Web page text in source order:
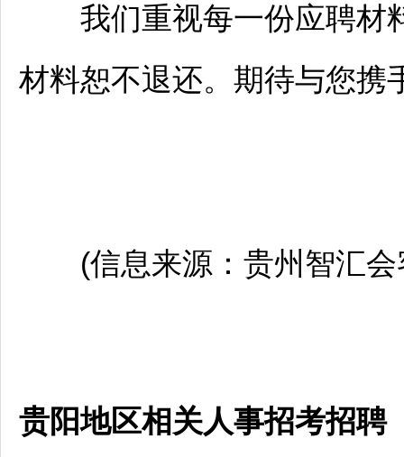
我们重视每一份应聘材
材料恕不退还。期待与您携
(信息来源：贵州智汇会
贵阳地区相关人事招考招聘